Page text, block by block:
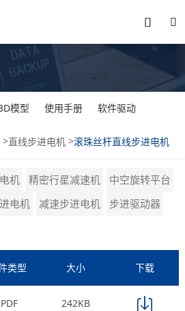


模型 使用手册 软件驱动
>直线步进电机>滚珠丝杆直线步进电机
机 精密行星减速机
中空旋转平台
电机 减速步进电机 步进驱动器
类型 大小 下载
242KB